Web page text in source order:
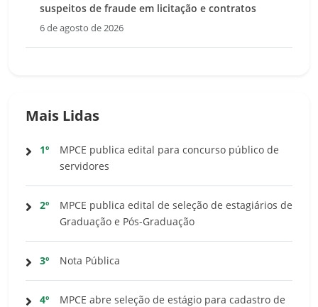
suspeitos de fraude em licitação e contratos
6 de agosto de 2026
Mais Lidas
1º
MPCE publica edital para concurso público de
servidores
2º
MPCE publica edital de seleção de estagiários de
Graduação e Pós-Graduação
3º Nota Pública
4º
MPCE abre seleção de estágio para cadastro de